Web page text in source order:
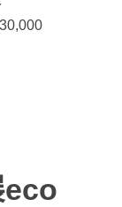
eco